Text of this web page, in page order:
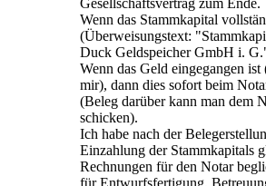
Gesellschaftsvertrag zum Ende.
Wenn das Stammkapital
(Überweisungstext:
Duck Geldspeicher GmbH i.
Wenn das Geld eingegangen
mir), dann dies sofort beim
(Beleg darüber kann man dem
schicken).
Ich habe nach der
Einzahlung der Stammkapitals
Rechnungen für den Notar